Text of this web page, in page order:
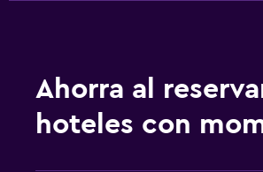
Ahorra al
hoteles con